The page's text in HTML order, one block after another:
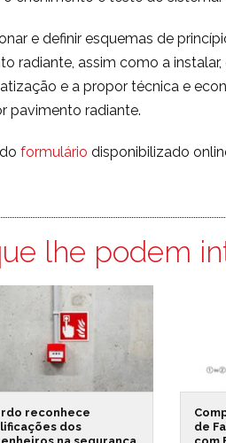
e definir esquemas de
radiante, assim como a instalar,
e a propor técnica e
pavimento radiante.
formulário disponibilizado
lhe podem
reconhece
dos
de